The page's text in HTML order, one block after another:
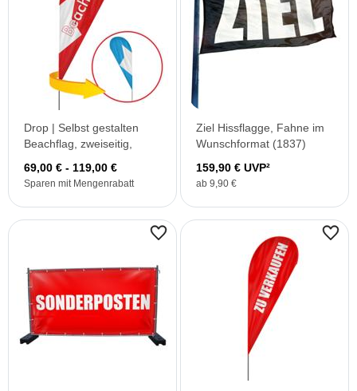
Drop | Selbst gestalten
Beachflag, zweiseitig,
69,00 € - 119,00 €
Sparen mit Mengenrabatt
Ziel Hissflagge, Fahne im
Wunschformat (1837)
159,90 € UVP²
ab 9,90 €